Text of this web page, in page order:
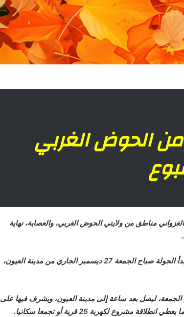
الحوض الغربي
مناطق من ولايتي الحوض الغربي، والعصابة، نهاية
ووفق البرنامج الرسمي المعتمد – حتى الآن – فمن المقرر أن تبدأ الجولة صباح الجمعة 27 ديسمبر الجاري من مدينة العيون،
ليصل بعد ساعة إلى مدينة العيون، ويشرف فيها على
لكهربة 25 قرية أو تجمعا سكانيا.